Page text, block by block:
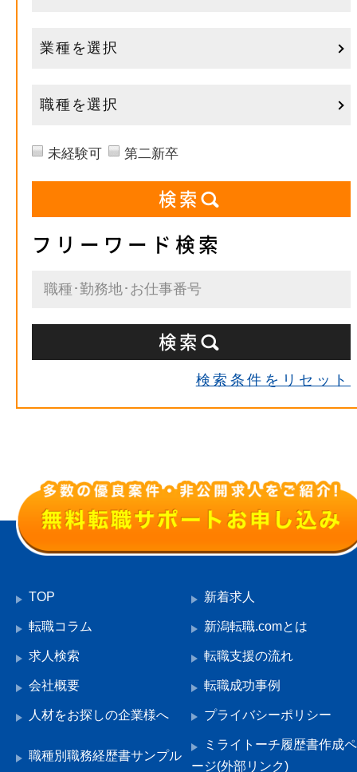
業種を選択
職種を選択
未経験可 第二新卒
フリーワード検索
検索条件をリセット
TOP 新着求人
転職コラム 新潟転職.comとは
求人検索 転職支援の流れ
会社概要 転職成功事例
人材をお探しの企業様へ プライバシーポリシー
職種別職務経歴書サンプル
ミライトーチ履歴書作成ペ
ージ(外部リンク)